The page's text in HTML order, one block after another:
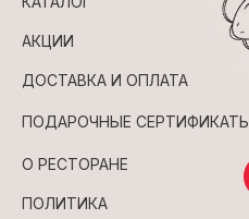
АКЦИИ
ДОСТАВКА И ОПЛАТА
ПОДАРОЧНЫЕ СЕРТИФИКАТЫ
О РЕСТОРАНЕ
ПОЛИТИКА